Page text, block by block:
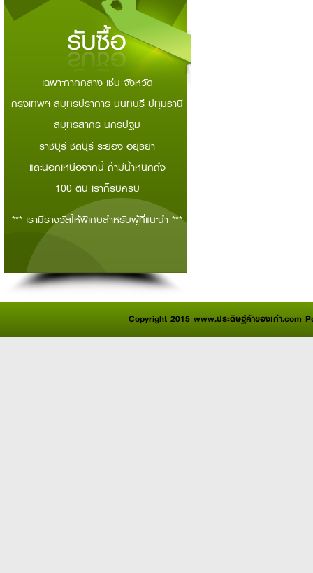
เฉพาะภาคกลาง เช่น จังหวัด
กรุงเทพฯ สมุทรปราการ นนทบุรี ปทุมธานี
สมุทรสาคร นครปฐม
ราชบุรี ชลบุรี ระยอง อยุธยา
และนอกเหนือจากนี้ ถ้ามีน้ำหนักถึง
100 ตัน เราก็รับครับ
*** เรามีรางวัลให้พิเศษสำหรับผู้ที่แนะนำ ***
Copyright 2015 www.ประดิษฐ์ค้าของเก่า.com